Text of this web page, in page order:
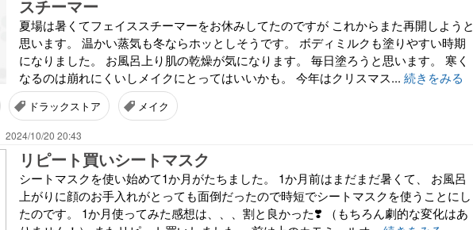
スチーマー
夏場は暑くてフェイススチーマーをお休みしてたのですが これからまた再開しようと
思います。 温かい蒸気も冬ならホッとしそうです。 ボディミルクも塗りやすい時期
になりました。 お風呂上り肌の乾燥が気になります。 毎日塗ろうと思います。 寒く
なるのは崩れにくいしメイクにとってはいいかも。 今年はクリスマス... 続きをみる
ドラックストア メイク
2024/10/20 20:43
リピート買いシートマスク
シートマスクを使い始めて1か月がたちました。 1か月前はまだまだ暑くて、 お風呂
上がりに顔のお手入れがとっても面倒だったので時短でシートマスクを使うことにし
たのです。 1か月使ってみた感想は、、、割と良かった❣️ （もちろん劇的な変化はあ